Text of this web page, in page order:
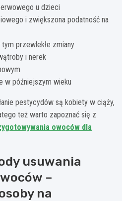
u dzieci
i zwiększona podatność na
przewlekłe zmiany
i nerek
w późniejszym wieku
pestycydów są kobiety w ciąży,
też warto zapoznać się z
owoców dla
usuwania
–
na